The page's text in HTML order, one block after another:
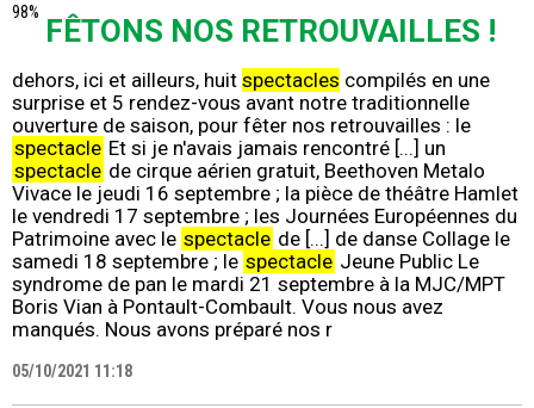
98%
FÊTONS NOS RETROUVAILLES !
dehors, ici et ailleurs, huit spectacles compilés en une
surprise et 5 rendez-vous avant notre traditionnelle
ouverture de saison, pour fêter nos retrouvailles : le
spectacle Et si je n'avais jamais rencontré [...] un
spectacle de cirque aérien gratuit, Beethoven Metalo
Vivace le jeudi 16 septembre ; la pièce de théâtre Hamlet
le vendredi 17 septembre ; les Journées Européennes du
Patrimoine avec le spectacle de [...] de danse Collage le
samedi 18 septembre ; le spectacle Jeune Public Le
syndrome de pan le mardi 21 septembre à la MJC/MPT
Boris Vian à Pontault-Combault. Vous nous avez
manqués. Nous avons préparé nos r
05/10/2021 11:18